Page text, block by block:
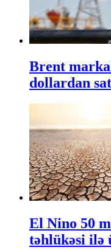
Brent
dollardan
El Nino 50
təhlükəsi ilə